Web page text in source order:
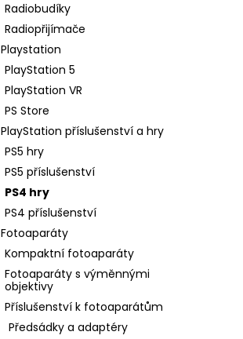
Radiobudíky
Radiopřijímače
Playstation
PlayStation 5
PlayStation VR
PS Store
PlayStation příslušenství a hry
PS5 hry
PS5 příslušenství
PS4 hry
PS4 příslušenství
Fotoaparáty
Kompaktní fotoaparáty
Fotoaparáty s výměnnými
objektivy
Příslušenství k fotoaparátům
Předsádky a adaptéry